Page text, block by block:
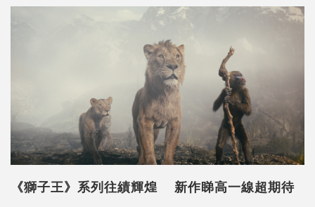
《獅子王》系列往績輝煌 新作睇高一線超期待